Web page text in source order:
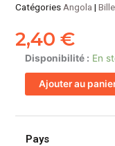
Catégories Angola |
2,40€
Disponibilité : En
quantité
de
ANGOLA
colonie
portugaise
Ajouter au
Pays